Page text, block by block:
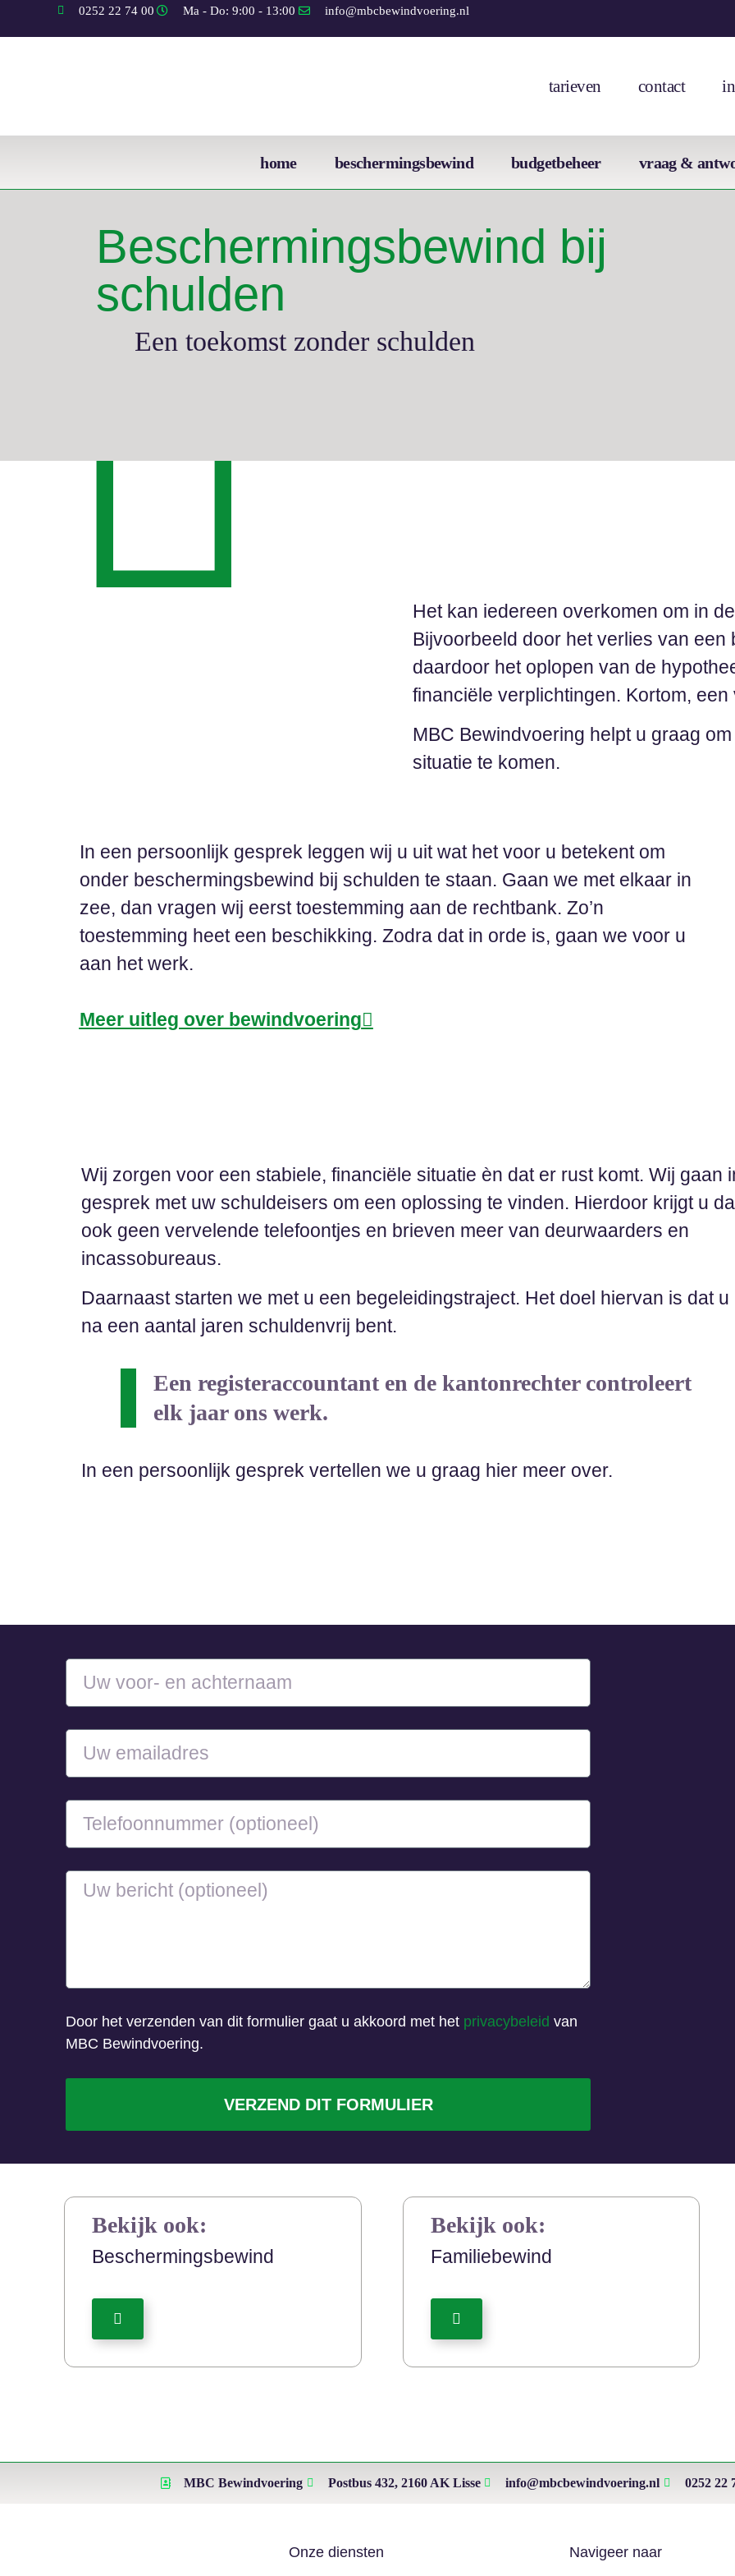
0252 22 74 00 Ma - Do: 9:00 - 13:00 info@mbcbewindvoering.nl
tarieven contact
home beschermingsbewind budgetbeheer vraag &
Beschermingsbewind bij
schulden
Een toekomst zonder schulden
Het kan iedereen overkomen om in
Bijvoorbeeld door het verlies van een
daardoor het oplopen van de
financiële verplichtingen. Kortom,
MBC Bewindvoering helpt u graag
situatie te komen.
In een persoonlijk gesprek leggen wij u uit wat het voor u betekent om
onder beschermingsbewind bij schulden te staan. Gaan we met elkaar in
zee, dan vragen wij eerst toestemming aan de rechtbank. Zo’n
toestemming heet een beschikking. Zodra dat in orde is, gaan we voor u
aan het werk.
Meer uitleg over bewindvoering
Wij zorgen voor een stabiele, financiële situatie èn dat er rust komt. Wij gaan
gesprek met uw schuldeisers om een oplossing te vinden. Hierdoor krijgt u
ook geen vervelende telefoontjes en brieven meer van deurwaarders en
incassobureaus.
Daarnaast starten we met u een begeleidingstraject. Het doel hiervan is dat u
na een aantal jaren schuldenvrij bent.
Een registeraccountant en de kantonrechter controleert
elk jaar ons werk.
In een persoonlijk gesprek vertellen we u graag hier meer over.
Door het verzenden van dit formulier gaat u akkoord met het privacybeleid van
MBC Bewindvoering.
VERZEND DIT FORMULIER
Bekijk ook:
Beschermingsbewind
Bekijk ook:
Familiebewind
MBC Bewindvoering Postbus 432, 2160 AK Lisse info@mbcbewindvoering.nl 0252 22
Onze diensten Navigeer naar